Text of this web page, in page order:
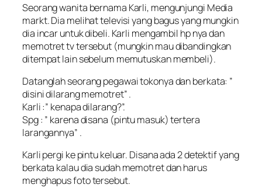
Seorang wanita bernama Karli, mengunjungi Media
markt. Dia melihat televisi yang bagus yang mungkin
dia incar untuk dibeli. Karli mengambil hp nya dan
memotret tv tersebut (mungkin mau dibandingkan
ditempat lain sebelum memutuskan membeli).
Datanglah seorang pegawai tokonya dan berkata: ”
disini dilarang memotret” .
Karli :” kenapa dilarang?”.
Spg : ” karena disana (pintu masuk) tertera
larangannya” .
Karli pergi ke pintu keluar. Disana ada 2 detektif yang
berkata kalau dia sudah memotret dan harus
menghapus foto tersebut.